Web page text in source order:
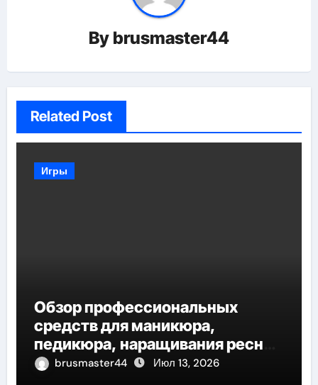
By brusmaster44
Related Post
Игры
Обзор профессиональных
средств для маникюра,
педикюра, наращивания ресниц
и депиляции
brusmaster44 Июл 13, 2026